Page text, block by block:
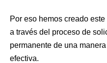
Por eso hemos creado
a través del proceso de
permanente de una
efectiva.